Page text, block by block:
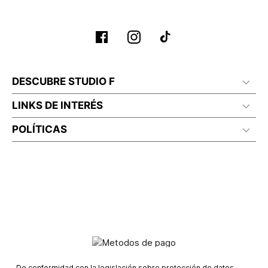
DESCUBRE STUDIO F
LINKS DE INTERÉS
POLÍTICAS